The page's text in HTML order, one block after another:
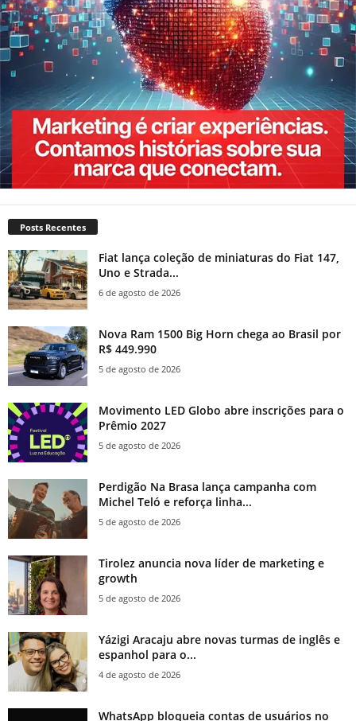
Posts Recentes
Fiat lança coleção de miniaturas do Fiat 147,
Uno e Strada...
6 de agosto de 2026
Nova Ram 1500 Big Horn chega ao Brasil por
R$ 449.990
5 de agosto de 2026
Movimento LED Globo abre inscrições para o
Prêmio 2027
5 de agosto de 2026
Perdigão Na Brasa lança campanha com
Michel Teló e reforça linha...
5 de agosto de 2026
Tirolez anuncia nova líder de marketing e
growth
5 de agosto de 2026
Yázigi Aracaju abre novas turmas de inglês e
espanhol para o...
4 de agosto de 2026
WhatsApp bloqueia contas de usuários no